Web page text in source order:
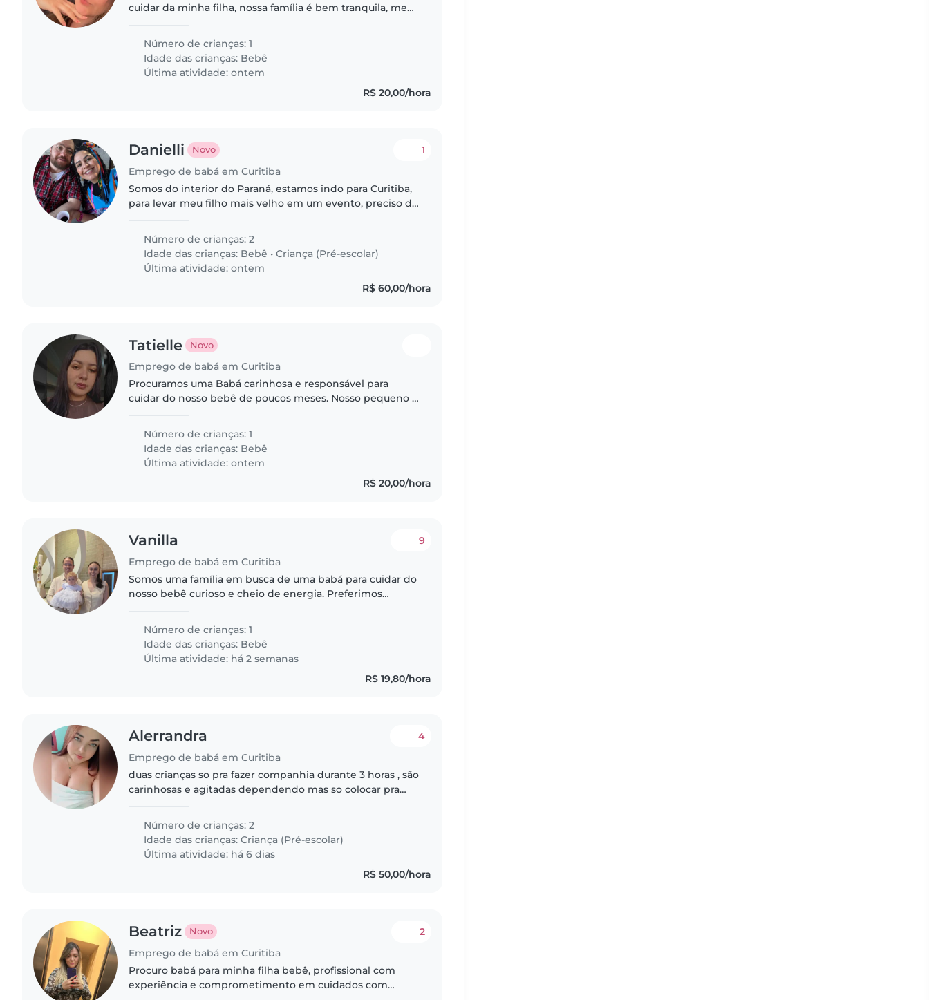
cuidar da minha filha, nossa família é bem tranquila, meu
integral
Número de crianças: 1
Idade das crianças: Bebê
Última atividade: ontem
R$ 20,00/hora
Danielli Novo
Emprego de babá em Curitiba
1
Somos do interior do Paraná, estamos indo para Curitiba,
para levar meu filho mais velho em um evento, preciso de
Número de crianças: 2
Idade das crianças: Bebê •Criança (Pré-escolar)
Última atividade: ontem
R$ 60,00/hora
Tatielle Novo
Emprego de babá em Curitiba
Procuramos uma Babá carinhosa e responsável para
cuidar do nosso bebê de poucos meses. Nosso pequeno é
que se sinta à vontade..
Número de crianças: 1
Idade das crianças: Bebê
Última atividade: ontem
R$ 20,00/hora
Vanilla
Emprego de babá em Curitiba
9
Somos uma família em busca de uma babá para cuidar do
nosso bebê curioso e cheio de energia. Preferimos
possa proporcionar um ambiente..
Número de crianças: 1
Idade das crianças: Bebê
Última atividade: há 2 semanas
R$ 19,80/hora
Alerrandra
Emprego de babá em Curitiba
4
duas crianças so pra fazer companhia durante 3 horas , são
carinhosas e agitadas dependendo mas so colocar pra
Número de crianças: 2
Idade das crianças:Criança (Pré-escolar)
Última atividade: há 6 dias
R$ 50,00/hora
Beatriz Novo
Emprego de babá em Curitiba
2
Procuro babá para minha filha bebê, profissional com
experiência e comprometimento em cuidados com